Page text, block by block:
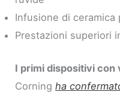
Infusione di ceramica
Prestazioni superiori
I primi dispositivi con
Corningha